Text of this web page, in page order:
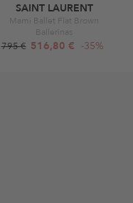
SAINT LAURENT
Mami Ballet Flat Brown
Ballerinas
795 € 516,80 € -35%